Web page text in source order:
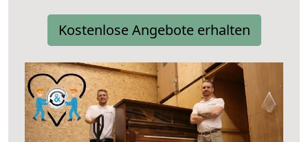
Kostenlose Angebote erhalten